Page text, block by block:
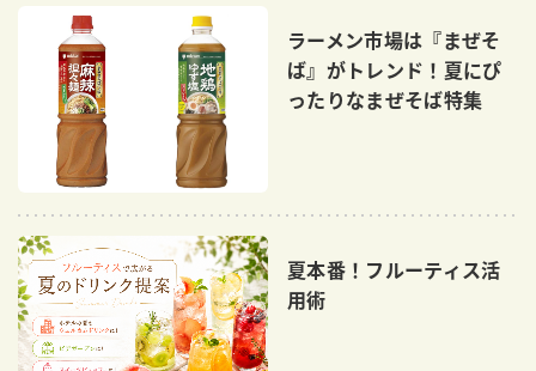
ふりかけ おすしの素
炊き込みご飯の素
納豆 Fibee
つゆ
鍋なび
納豆のサイト
PIN印
三ツ判山吹
千夜
スペシャルサイト
お酢を知ろう！
すしラボ
水の文化センター（アーカイブ）
ZENB initiative
MIM（ミツカンミュージアム）
各部門が大切にしていること
お客様相談センター
お客様の声をいかしました
販売終了製品のご案内
よくあるご質問
お問い合わせ
ラーメン市場は『まぜそ
ば』がトレンド！夏にぴ
ったりなまぜそば特集
夏本番！フルーティス活
用術